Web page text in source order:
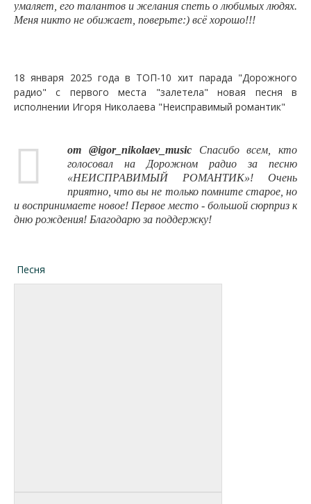
умаляет, его талантов и желания спеть о любимых людях.
Меня никто не обижает, поверьте:) всё хорошо!!!
18 января 2025 года в ТОП-10 хит парада "Дорожного
радио" с первого места "залетела" новая песня в
исполнении Игоря Николаева "Неисправимый романтик"
от @igor_nikolaev_musicСпасибо всем, кто
голосовал на Дорожном радио за песню
«НЕИСПРАВИМЫЙ РОМАНТИК»! Очень
приятно, что вы не только помните старое, но
и воспринимаете новое! Первое место - большой сюрприз к
дню рождения! Благодарю за поддержку!
Песня